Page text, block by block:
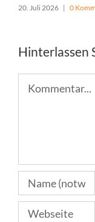
20. Juli 2026 | 0
Hinterlassen